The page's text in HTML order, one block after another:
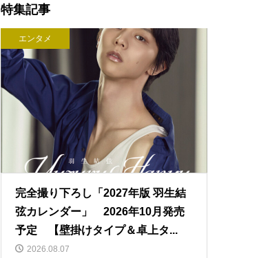
特集記事
エンタメ
完全撮り下ろし「2027年版 羽生結
弦カレンダー」 2026年10月発売
予定 【壁掛けタイプ＆卓上タ...
2026.08.07